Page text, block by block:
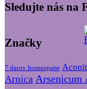
Sledujte nás na
Značky
7 darov homeopatie
Arnica Arsenicum